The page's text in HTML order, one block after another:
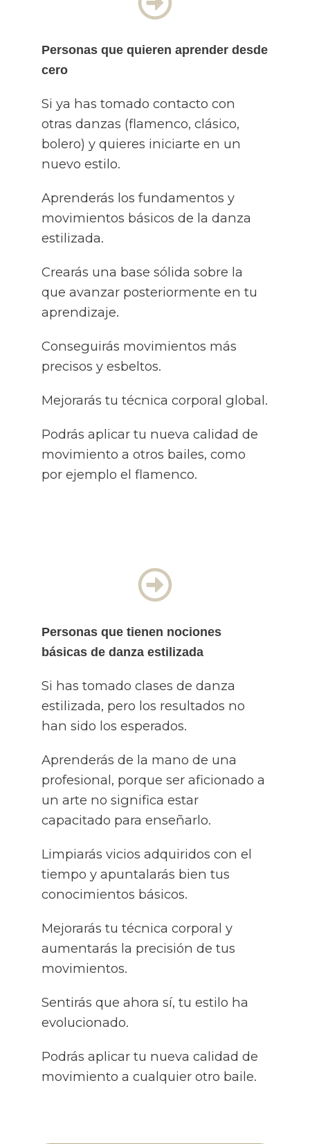
Personas que quieren aprender desde
cero
Si ya has tomado contacto con
otras danzas (flamenco, clásico,
bolero) y quieres iniciarte en un
nuevo estilo.
Aprenderás los fundamentos y
movimientos básicos de la danza
estilizada.
Crearás una base sólida sobre la
que avanzar posteriormente en tu
aprendizaje.
Conseguirás movimientos más
precisos y esbeltos.
Mejorarás tu técnica corporal global.
Podrás aplicar tu nueva calidad de
movimiento a otros bailes, como
por ejemplo el flamenco.
Personas que tienen nociones
básicas de danza estilizada
Si has tomado clases de danza
estilizada, pero los resultados no
han sido los esperados.
Aprenderás de la mano de una
profesional, porque ser aficionado a
un arte no significa estar
capacitado para enseñarlo.
Limpiarás vicios adquiridos con el
tiempo y apuntalarás bien tus
conocimientos básicos.
Mejorarás tu técnica corporal y
aumentarás la precisión de tus
movimientos.
Sentirás que ahora sí, tu estilo ha
evolucionado.
Podrás aplicar tu nueva calidad de
movimiento a cualquier otro baile.